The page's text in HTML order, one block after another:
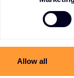
Allow all